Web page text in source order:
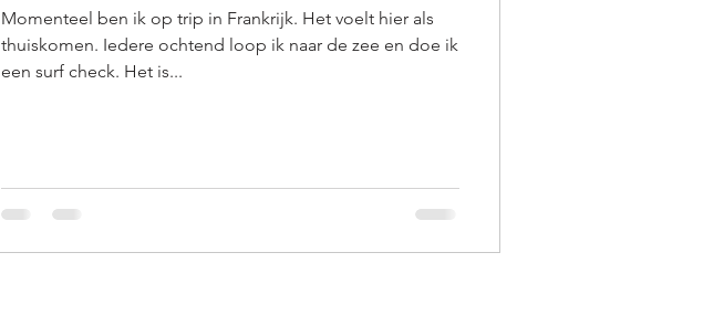
Momenteel ben ik op trip in Frankrijk. Het voelt hier als
thuiskomen. Iedere ochtend loop ik naar de zee en doe ik
een surf check. Het is...